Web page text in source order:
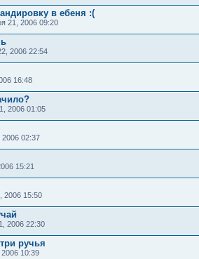
в ебеня :(
21, 2006 09:20
2006 22:54
16:48
2006 01:05
02:37
15:21
2006 15:50
2006 22:30
ручья
10:39